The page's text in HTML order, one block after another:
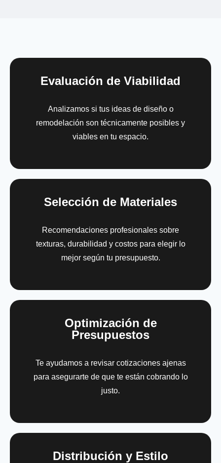
Evaluación de Viabilidad
Analizamos si tus ideas de diseño o
remodelación son técnicamente posibles y
viables en tu espacio.
Selección de Materiales
Recomendaciones profesionales sobre
texturas, durabilidad y costos para elegir lo
mejor según tu presupuesto.
Optimización de
Presupuestos
Te ayudamos a revisar cotizaciones ajenas
para asegurarte de que te están cobrando lo
justo.
Distribución y Estilo